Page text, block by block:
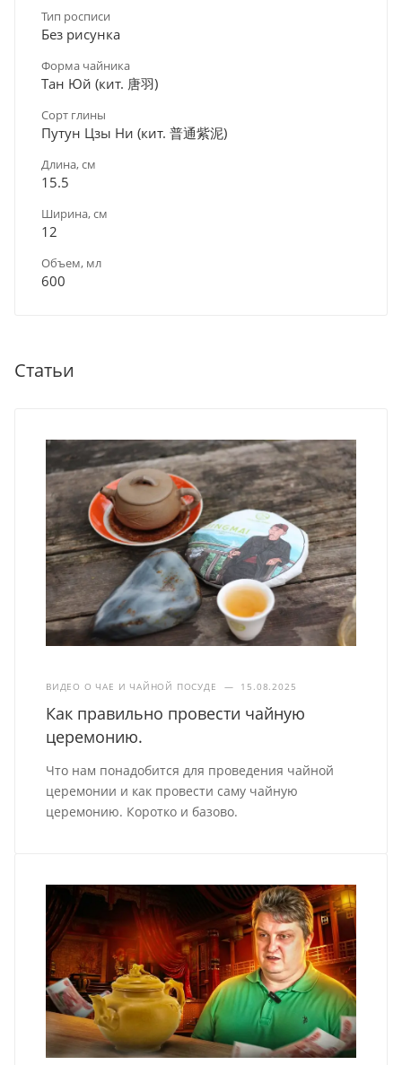
Тип росписи
Без рисунка
Форма чайника
Тан Юй (кит. 唐羽)
Сорт глины
Путун Цзы Ни (кит. 普通紫泥)
Длина, см
15.5
Ширина, см
12
Объем, мл
600
Статьи
ВИДЕО О ЧАЕ И ЧАЙНОЙ ПОСУДЕ — 15.08.2025
Как правильно провести чайную
церемонию.
Что нам понадобится для проведения чайной
церемонии и как провести саму чайную
церемонию. Коротко и базово.